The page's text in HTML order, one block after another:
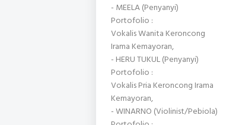
- MEELA (Penyanyi)
Portofolio :
Vokalis Wanita Keroncong
Irama Kemayoran,
- HERU TUKUL (Penyanyi)
Portofolio :
Vokalis Pria Keroncong Irama
Kemayoran,
- WINARNO (Violinist/Pebiola)